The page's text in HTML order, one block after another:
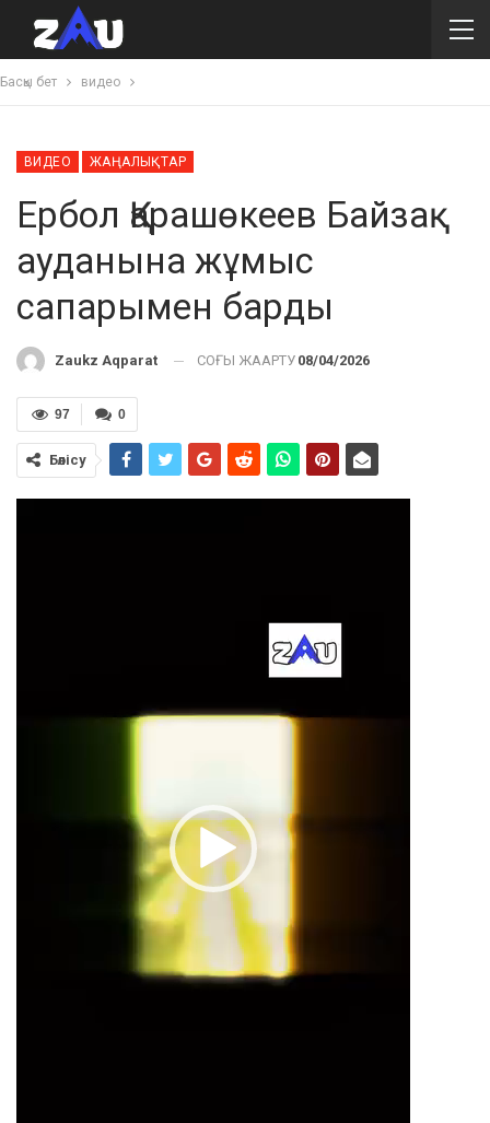
Басқы бет видео
ВИДЕО ЖАҢАЛЫҚТАР
Ербол Қарашөкеев Байзақ
ауданына жұмыс
сапарымен барды
Zaukz Aqparat СОҢҒЫ ЖАҢАРТУ 08/04/2026
0
97
Бөлісу